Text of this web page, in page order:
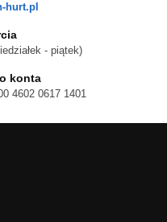
hurt.pl
- piątek)
konta
4602 0617 1401